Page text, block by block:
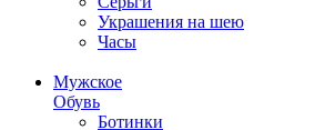
Украшения на шею
Часы
Мужское
Обувь
Ботинки